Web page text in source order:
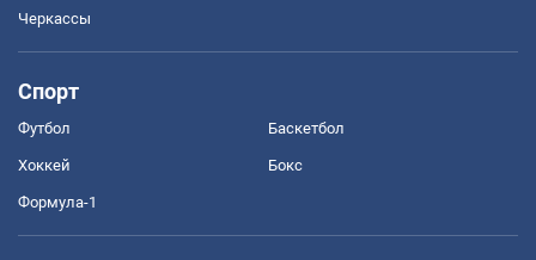
Черкассы
Спорт
Футбол Баскетбол
Хоккей Бокс
Формула-1